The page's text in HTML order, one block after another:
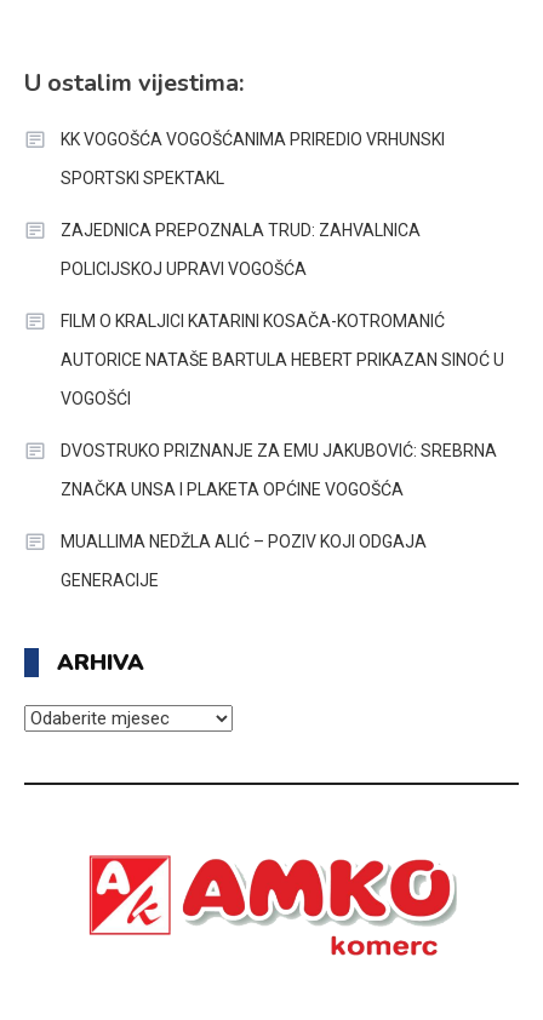
U ostalim vijestima:
KK VOGOŠĆA VOGOŠĆANIMA PRIREDIO VRHUNSKI
SPORTSKI SPEKTAKL
ZAJEDNICA PREPOZNALA TRUD: ZAHVALNICA
POLICIJSKOJ UPRAVI VOGOŠĆA
FILM O KRALJICI KATARINI KOSAČA-KOTROMANIĆ
AUTORICE NATAŠE BARTULA HEBERT PRIKAZAN SINOĆ U
VOGOŠĆI
DVOSTRUKO PRIZNANJE ZA EMU JAKUBOVIĆ: SREBRNA
ZNAČKA UNSA I PLAKETA OPĆINE VOGOŠĆA
MUALLIMA NEDŽLA ALIĆ – POZIV KOJI ODGAJA
GENERACIJE
ARHIVA
ARHIVA